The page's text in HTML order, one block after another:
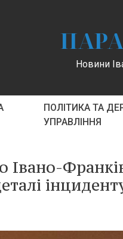
Новини
ПОЛІТИКА ТА
УПРАВЛІННЯ
Івано-